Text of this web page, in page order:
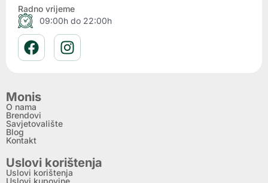
Radno vrijeme
09:00h do 22:00h
Monis
O nama
Brendovi
Savjetovalište
Blog
Kontakt
Uslovi korištenja
Uslovi korištenja